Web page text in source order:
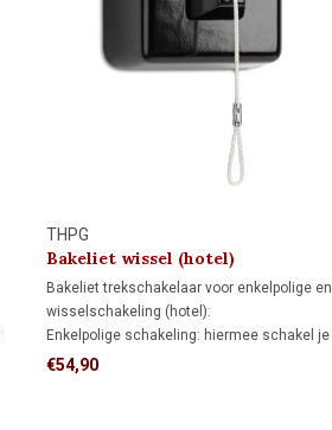
THPG
Bakeliet wissel (hotel)
trekschakelaar 1930
Bakeliet trekschakelaar voor enkelpolige en
wisselschakeling (hotel):
Enkelpolige schakeling: hiermee schakel je
een lamp vanaf één schakelaar aan en uit.
€54,90